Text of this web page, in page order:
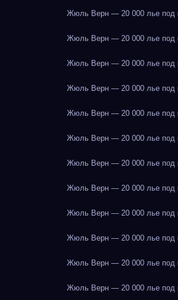
Жюль Верн — 20 000 лье под
Жюль Верн — 20 000 лье под
Жюль Верн — 20 000 лье под
Жюль Верн — 20 000 лье под
Жюль Верн — 20 000 лье под
Жюль Верн — 20 000 лье под
Жюль Верн — 20 000 лье под
Жюль Верн — 20 000 лье под
Жюль Верн — 20 000 лье под
Жюль Верн — 20 000 лье под
Жюль Верн — 20 000 лье под
Жюль Верн — 20 000 лье под